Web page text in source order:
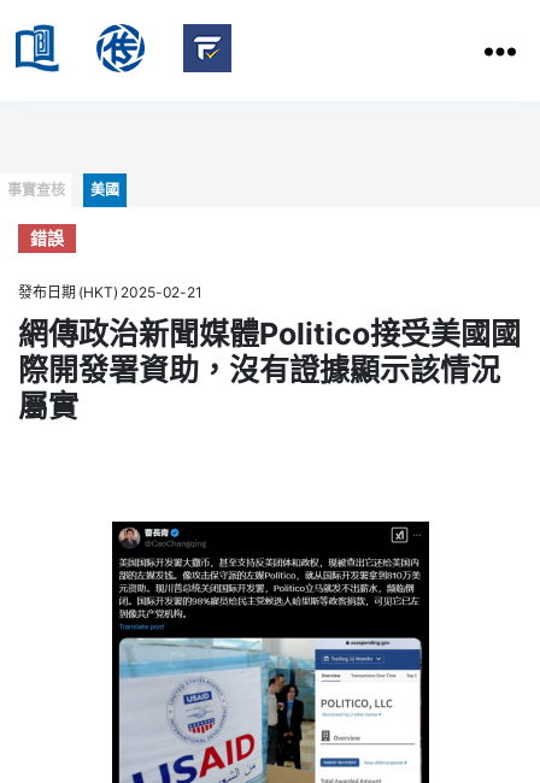
HKBU
of
Communication
Categories
事實查核 美國
錯誤
發布日期 (HKT) 2025-02-21
網傳政治新聞媒體Politico接受美國國
際開發署資助，沒有證據顯示該情況
屬實